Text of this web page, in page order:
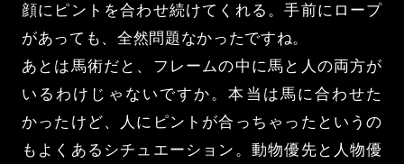
顔にピントを合わせ続けてくれる。手前にロープ
があっても、全然問題なかったですね。
あとは馬術だと、フレームの中に馬と人の両方が
いるわけじゃないですか。本当は馬に合わせた
かったけど、人にピントが合っちゃったというの
もよくあるシチュエーション。動物優先と人物優